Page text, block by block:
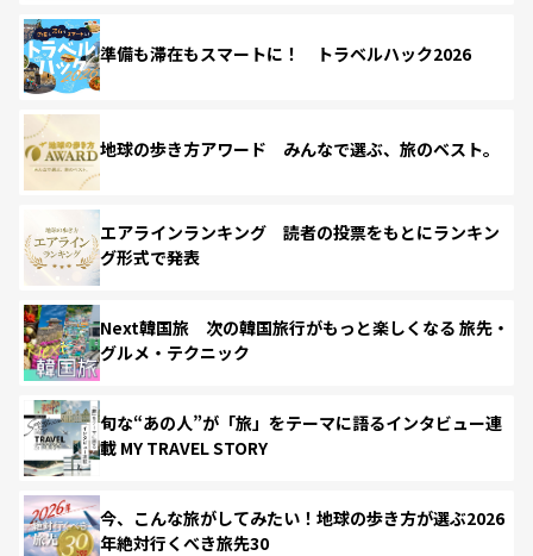
準備も滞在もスマートに！ トラベルハック2026
地球の歩き方アワード みんなで選ぶ、旅のベスト。
エアラインランキング 読者の投票をもとにランキン
グ形式で発表
Next韓国旅 次の韓国旅行がもっと楽しくなる 旅先・
グルメ・テクニック
旬な“あの人”が「旅」をテーマに語るインタビュー連
載 MY TRAVEL STORY
今、こんな旅がしてみたい！地球の歩き方が選ぶ2026
年絶対行くべき旅先30